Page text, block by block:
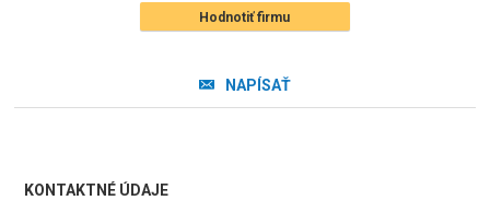
Hodnotiť firmu
NAPÍSAŤ
KONTAKTNÉ ÚDAJE